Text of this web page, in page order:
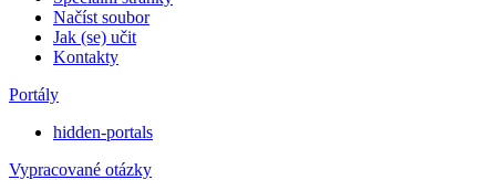
Načíst soubor
Jak (se) učit
Kontakty
Portály
hidden-portals
Vypracované otázky